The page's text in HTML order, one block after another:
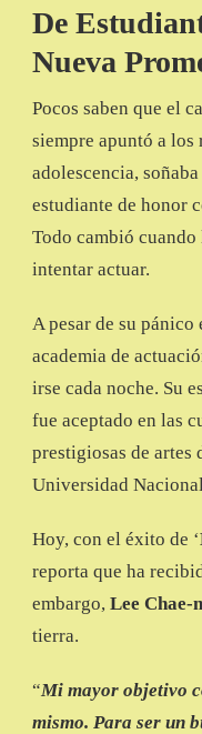
De
Nueva
Pocos saben que el
siempre apuntó a los
adolescencia,
estudiante de honor
Todo cambió
intentar actuar.
A pesar de su
academia de
irse cada noche. Su
fue aceptado en las
prestigiosas de artes
Universidad
Hoy, con el éxito de ‘
reporta que ha
embargo, Lee Chae-
tierra.
“Mi mayor objetivo
mismo. Para ser un